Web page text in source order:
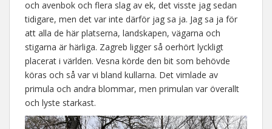
och avenbok och flera slag av ek, det visste jag sedan
tidigare, men det var inte därför jag sa ja. Jag sa ja för
att alla de här platserna, landskapen, vägarna och
stigarna är härliga. Zagreb ligger så oerhört lyckligt
placerat i världen. Vesna körde den bit som behövde
köras och så var vi bland kullarna. Det vimlade av
primula och andra blommar, men primulan var överallt
och lyste starkast.